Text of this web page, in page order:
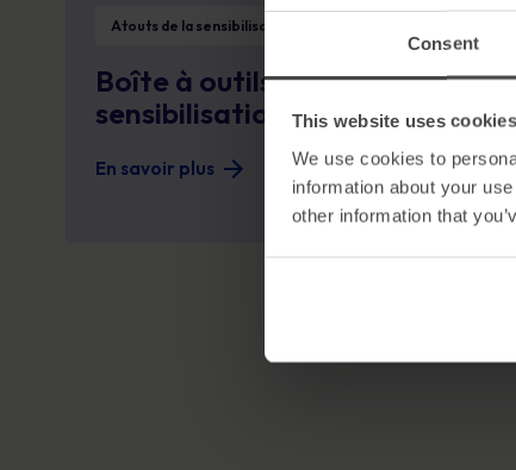
Consent
This website uses cookies
We use cookies to
information about your
other information that
Atouts de la sensibilisation
Boîte à outils pour la
sensibilisation à la sécurité
En savoir plus